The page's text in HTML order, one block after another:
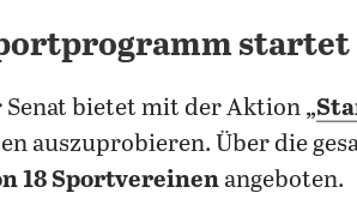
startet
Senat bietet mit der Aktion „
auszuprobieren. Über die
18 Sportvereinen angeboten.